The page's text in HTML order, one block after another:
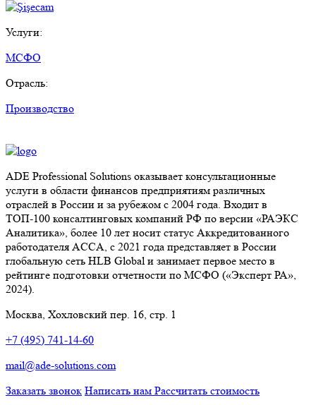
Услуги:
МСФО
Отрасль:
Производство
ADE Professional Solutions оказывает консультационные
услуги в области финансов предприятиям различных
отраслей в России и за рубежом с 2004 года. Входит в
ТОП-100 консалтинговых компаний РФ по версии «РАЭКС
Аналитика», более 10 лет носит статус Аккредитованного
работодателя ACCA, с 2021 года представляет в России
глобальную сеть HLB Global и занимает первое место в
рейтинге подготовки отчетности по МСФО («Эксперт РА»,
2024).
Москва, Хохловский пер. 16, стр. 1
+7 (495) 741-14-60
mail@ade-solutions.com
Заказать звонок Написать нам Рассчитать стоимость